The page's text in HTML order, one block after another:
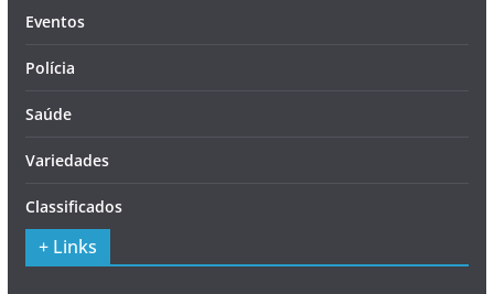
Eventos
Polícia
Saúde
Variedades
Classificados
+ Links